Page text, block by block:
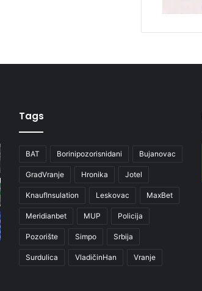
Tags
BAT Borinipozorisnidani Bujanovac
GradVranje Hronika Jotel
KnaufInsulation Leskovac MaxBet
Meridianbet MUP Policija
Pozorište Simpo Srbija
Surdulica VladičinHan Vranje